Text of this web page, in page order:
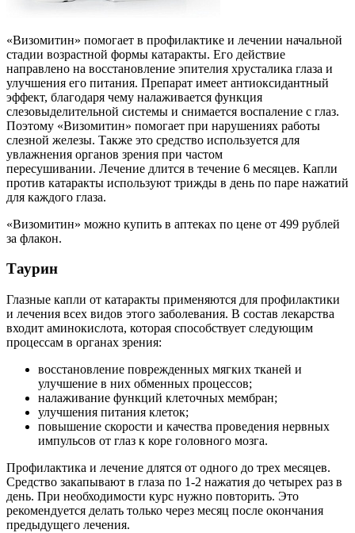
«Визомитин» помогает в профилактике и лечении начальной
стадии возрастной формы катаракты. Его действие
направлено на восстановление эпителия хрусталика глаза и
улучшения его питания. Препарат имеет антиоксидантный
эффект, благодаря чему налаживается функция
слезовыделительной системы и снимается воспаление с глаз.
Поэтому «Визомитин» помогает при нарушениях работы
слезной железы. Также это средство используется для
увлажнения органов зрения при частом
пересушивании. Лечение длится в течение 6 месяцев. Капли
против катаракты используют трижды в день по паре нажатий
для каждого глаза.
«Визомитин» можно купить в аптеках по цене от 499 рублей
за флакон.
Таурин
Глазные капли от катаракты применяются для профилактики
и лечения всех видов этого заболевания. В состав лекарства
входит аминокислота, которая способствует следующим
процессам в органах зрения:
восстановление поврежденных мягких тканей и
улучшение в них обменных процессов;
налаживание функций клеточных мембран;
улучшения питания клеток;
повышение скорости и качества проведения нервных
импульсов от глаз к коре головного мозга.
Профилактика и лечение длятся от одного до трех месяцев.
Средство закапывают в глаза по 1-2 нажатия до четырех раз в
день. При необходимости курс нужно повторить. Это
рекомендуется делать только через месяц после окончания
предыдущего лечения.